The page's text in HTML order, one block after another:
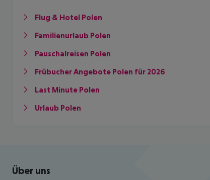
Flug & Hotel Polen
Familienurlaub Polen
Pauschalreisen Polen
Frübucher Angebote Polen für 2026
Last Minute Polen
Urlaub Polen
Footer navigation
Über uns